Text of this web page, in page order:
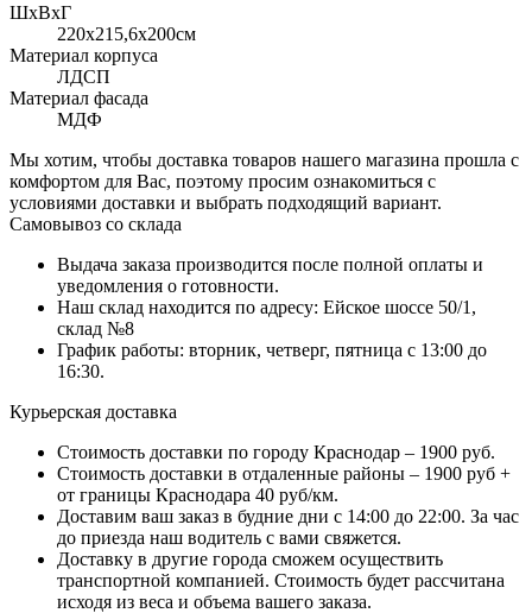
ШхВхГ
220x215,6х200см
Материал корпуса
ЛДСП
Материал фасада
МДФ
Мы хотим, чтобы доставка товаров нашего магазина прошла с
комфортом для Вас, поэтому просим ознакомиться с
условиями доставки и выбрать подходящий вариант.
Самовывоз со склада
Выдача заказа производится после полной оплаты и
уведомления о готовности.
Наш склад находится по адресу: Ейское шоссе 50/1,
склад №8
График работы: вторник, четверг, пятница с 13:00 до
16:30.
Курьерская доставка
Стоимость доставки по городу Краснодар – 1900 руб.
Стоимость доставки в отдаленные районы – 1900 руб +
от границы Краснодара 40 руб/км.
Доставим ваш заказ в будние дни с 14:00 до 22:00. За час
до приезда наш водитель с вами свяжется.
Доставку в другие города сможем осуществить
транспортной компанией. Стоимость будет рассчитана
исходя из веса и объема вашего заказа.